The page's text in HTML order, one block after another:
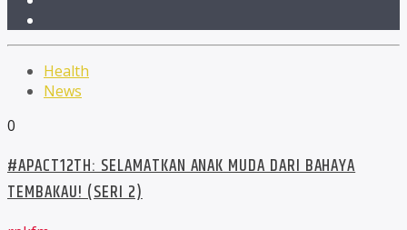
Health
News
0
#APACT12TH: SELAMATKAN ANAK MUDA DARI BAHAYA
TEMBAKAU! (SERI 2)